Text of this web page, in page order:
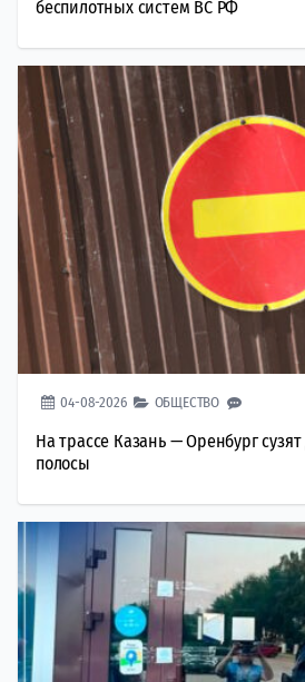
беспилотных систем ВС РФ
04-08-2026 ОБЩЕСТВО
На трассе Казань — Оренбург
полосы